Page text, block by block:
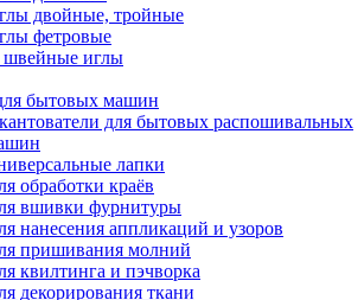
двойные, тройные
фетровые
иглы
бытовых машин
для бытовых распошивальных
лапки
обработки краёв
вшивки фурнитуры
нанесения аппликаций и узоров
пришивания молний
квилтинга и пэчворка
декорирования ткани